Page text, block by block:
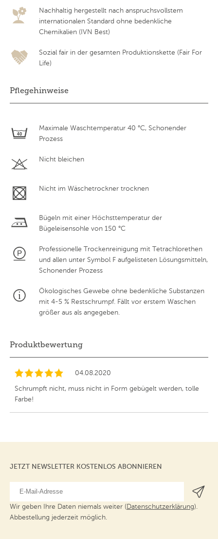
Nachhaltig hergestellt nach anspruchsvollstem
internationalen Standard ohne bedenkliche
Chemikalien (IVN Best)
Sozial fair in der gesamten Produktionskette (Fair For
Life)
Pflegehinweise
Maximale Waschtemperatur 40 °C, Schonender
Prozess
Nicht bleichen
Nicht im Wäschetrockner trocknen
Bügeln mit einer Höchsttemperatur der
Bügeleisensohle von 150 °C
Professionelle Trockenreinigung mit Tetrachlorethen
und allen unter Symbol F aufgelisteten Lösungsmitteln,
Schonender Prozess
Ökologisches Gewebe ohne bedenkliche Substanzen
mit 4-5 % Restschrumpf. Fällt vor erstem Waschen
größer aus als angegeben.
Produktbewertung
04.08.2020
Schrumpft nicht, muss nicht in Form gebügelt werden, tolle
Farbe!
JETZT NEWSLETTER KOSTENLOS ABONNIEREN
Wir geben Ihre Daten niemals weiter (Datenschutzerklärung).
Abbestellung jederzeit möglich.